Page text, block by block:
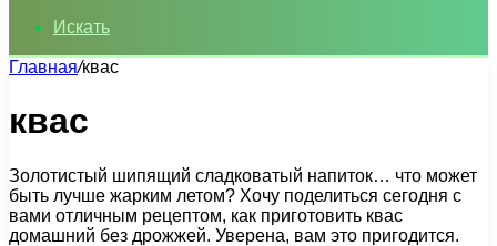
Искать
Главная/кваc
кваc
Золотистый шипящий сладковатый напиток… что может
быть лучше жарким летом? Хочу поделиться сегодня с
вами отличным рецептом, как приготовить квас
домашний без дрожжей. Уверена, вам это пригодится.